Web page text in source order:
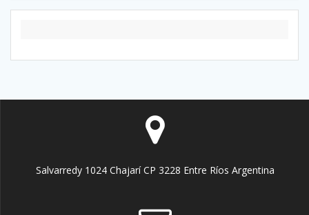
Salvarredy 1024 Chajarí CP 3228 Entre Ríos Argentina